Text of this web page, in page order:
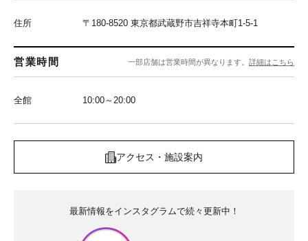
住所 〒180-8520 東京都武蔵野市吉祥寺本町1-5-1
営業時間 一部店舗は営業時間が異なります。 詳細はこちら
全館 10:00～20:00
アクセス・施設案内
最新情報をインスタグラムで続々更新中！